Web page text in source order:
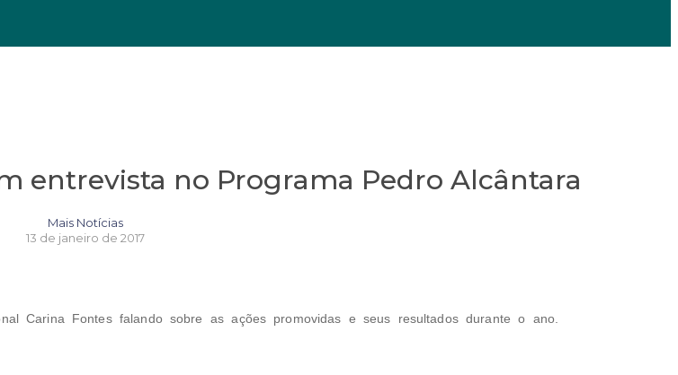
entrevista no Programa Pedro Alcântara
Mais Notícias
13 de janeiro de 2017
Carina Fontes falando sobre as ações promovidas e seus resultados durante o ano.